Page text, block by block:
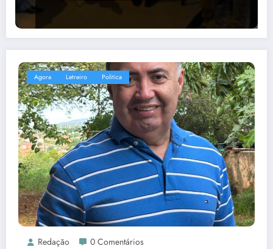
Agora Letreiro Politica
Redação 0 Comentários